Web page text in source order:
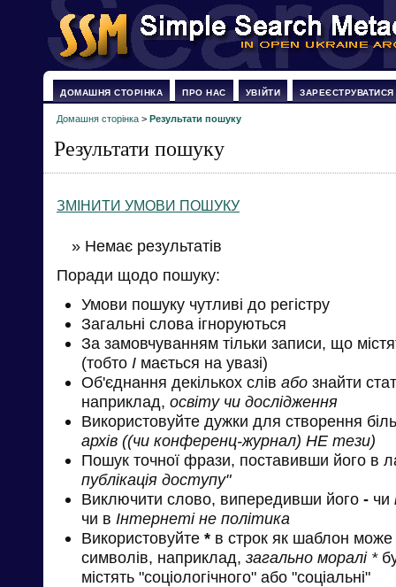
ДОМАШНЯ СТОРІНКА ПРО НАС УВІЙТИ ЗАРЕЄСТРУВАТИСЯ
Домашня сторінка > Результати пошуку
Результати пошуку
ЗМІНИТИ УМОВИ ПОШУКУ
» Немає результатів
Поради щодо пошуку:
Умови пошуку чутливі до регістру
Загальні слова ігноруються
За замовчуванням тільки записи, що
(тобто І мається на увазі)
Об'єднання декількох слів або знайти
наприклад, освіту чи дослідження
Використовуйте дужки для створення
архів ((чи конференц-журнал) НЕ тези)
Пошук точної фрази, поставивши його в
публікація доступу"
Виключити слово, випередивши його - чи
чи в Інтернеті не політика
Використовуйте * в строк як шаблон може
символів, наприклад, загально моралі *
містять "соціологічного" або "соціальні"